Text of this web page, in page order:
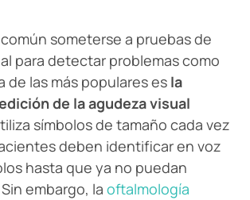
común someterse a pruebas de
para detectar problemas como
de las más populares es la
de la agudeza visual
símbolos de tamaño cada vez
deben identificar en voz
hasta que ya no puedan
embargo, la oftalmología